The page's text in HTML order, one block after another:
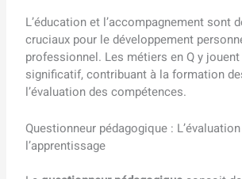
L’éducation et l’accompagnement sont
cruciaux pour le développement
professionnel. Les métiers en Q y
significatif, contribuant à la formation
l’évaluation des compétences.
Questionneur pédagogique :
l’apprentissage